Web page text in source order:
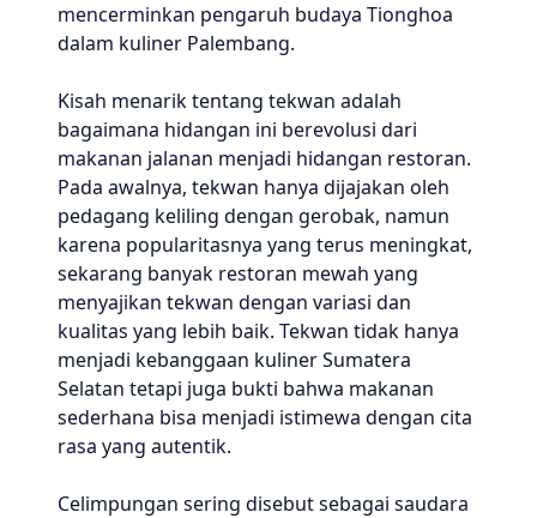
mencerminkan pengaruh budaya Tionghoa
dalam kuliner Palembang.
Kisah menarik tentang tekwan adalah
bagaimana hidangan ini berevolusi dari
makanan jalanan menjadi hidangan restoran.
Pada awalnya, tekwan hanya dijajakan oleh
pedagang keliling dengan gerobak, namun
karena popularitasnya yang terus meningkat,
sekarang banyak restoran mewah yang
menyajikan tekwan dengan variasi dan
kualitas yang lebih baik. Tekwan tidak hanya
menjadi kebanggaan kuliner Sumatera
Selatan tetapi juga bukti bahwa makanan
sederhana bisa menjadi istimewa dengan cita
rasa yang autentik.
Celimpungan sering disebut sebagai saudara